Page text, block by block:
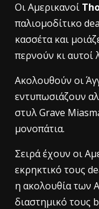
Οι Αμερικανοί
παλιομοδίτικο
κασσέτα και
περνούν κι αυτοί
Ακολουθούν οι
εντυπωσιάζουν
στυλ Grave
μονοπάτια.
Σειρά έχουν οι
εκρηκτικό τους
η ακολουθία των
διαστημικό τους